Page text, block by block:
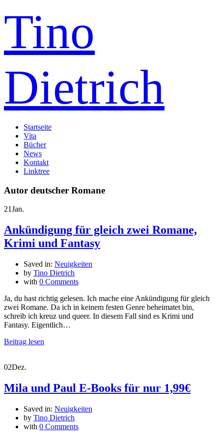
Tino
Dietrich
Startseite
Vita
Bücher
News
Kontakt
Linktree
Autor deutscher Romane
21Jan.
Ankündigung für gleich zwei Romane,
Krimi und Fantasy
Saved in: Neuigkeiten
by Tino Dietrich
with 0 Comments
Ja, du hast richtig gelesen. Ich mache eine Ankündigung für gleich
zwei Romane. Da ich in keinem festen Genre beheimatet bin,
schreib ich kreuz und queer. In diesem Fall sind es Krimi und
Fantasy. Eigentlich…
Beitrag lesen
02Dez.
Mila und Paul E-Books für nur 1,99€
Saved in: Neuigkeiten
by Tino Dietrich
with 0 Comments